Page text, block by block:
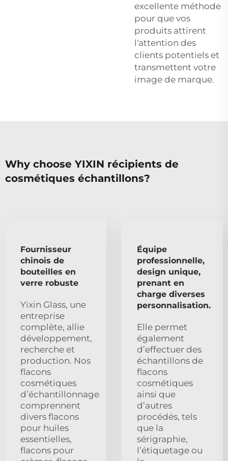
excellente méthode
pour que vos
produits attirent
l'attention des
clients potentiels et
transmettent votre
image de marque.
Why choose YIXIN récipients de
cosmétiques échantillons?
Fournisseur
chinois de
bouteilles en
verre robuste
Yixin Glass, une
entreprise
complète, allie
développement,
recherche et
production. Nos
flacons
cosmétiques
d’échantillonnage
comprennent
divers flacons
pour huiles
essentielles,
flacons pour
Équipe
professionnelle,
design unique,
prenant en
charge diverses
personnalisation.
Elle permet
également
d’effectuer des
échantillons de
flacons
cosmétiques
ainsi que
d’autres
procédés, tels
que la
sérigraphie,
l’étiquetage ou